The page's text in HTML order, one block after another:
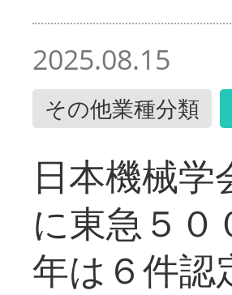
2025.08.15
その他業種分類
日本機械
に東急５
年は６件認